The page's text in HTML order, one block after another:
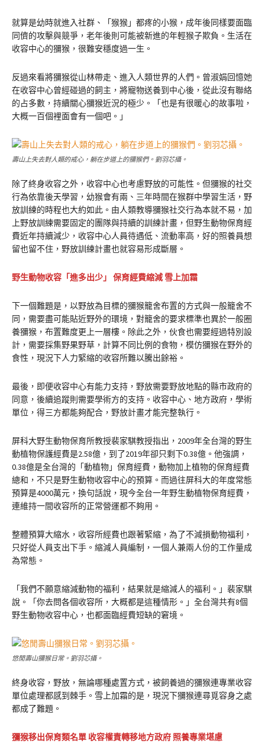
就算是幼時就進入社群、「猴猴」都疼的小猴，成年後同樣要面臨
同儕的攻擊與競爭，老年後則可能被新進的年輕猴子欺負。生活在
收容中心的獼猴，很難安穩度過一生。
反過來看將獼猴從山林帶走、進入人類世界的人們。曾淑娟回憶她
在收容中心曾經碰過的飼主，將寵物送養到中心後，從此沒有聯絡
的占多數，持續關心獼猴近況的極少。「也是有很暖心的故事啦，
大概一百個裡面會有一個吧。」
壽山上失去對人類的戒心，躺在步道上的獼猴們。劉羽芯攝。
除了終身收容之外，收容中心也考慮野放的可能性。但獼猴的社交
行為依靠後天學習，幼猴會有兩、三年時間在猴群中學習生活，野
放訓練的時程也大約如此。由人類教導獼猴社交行為本就不易，加
上野放訓練需要固定的團隊與持續的訓練計畫，但野生動物保育經
費近年持續減少，收容中心人員待遇低、流動率高，好的照養員想
留也留不住，野放訓練計畫也就容易形成斷層。
野生動物收容「進多出少」 保育經費縮減 雪上加霜
下一個難題是，以野放為目標的獼猴籠舍布置的方式與一般籠舍不
同，需要盡可能貼近野外的環境，對籠舍的要求標準也異於一般圈
養獼猴，布置難度更上一層樓。除此之外，伙食也需要經過特別設
計，需要採集野果野草，計算不同比例的食物，模仿獼猴在野外的
食性，現況下人力緊縮的收容所難以騰出餘裕。
最後，即便收容中心有能力支持，野放需要野放地點的縣市政府的
同意，後續追蹤則需要學術方的支持。收容中心、地方政府，學術
單位，得三方都能夠配合，野放計畫才能完整執行。
屏科大野生動物保育所教授裴家騏教授指出，2009年全台灣的野生
動植物保護經費是2.58億，到了2019年卻只剩下0.38億。他強調，
0.38億是全台灣的「動植物」保育經費，動物加上植物的保育經費
總和，不只是野生動物收容中心的預算。而過往屏科大的年度常態
預算是4000萬元，換句話說，現今全台一年野生動植物保育經費，
連維持一間收容所的正常營運都不夠用。
整體預算大縮水，收容所經費也跟著緊縮，為了不減損動物福利，
只好從人員支出下手。縮減人員編制，一個人兼兩人份的工作量成
為常態。
「我們不願意縮減動物的福利，結果就是縮減人的福利。」裴家騏
說。「你去問各個收容所，大概都是這種情形。」全台灣共有8個
野生動物收容中心，也都面臨經費短缺的窘境。
悠閒壽山獼猴日常。劉羽芯攝。
終身收容，野放，無論哪種處置方式，被飼養過的獼猴連專業收容
單位處理都感到棘手。雪上加霜的是，現況下獼猴連尋覓容身之處
都成了難題。
獼猴移出保育類名單 收容權責轉移地方政府 照養專業堪慮